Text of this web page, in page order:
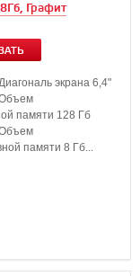
Графит
экрана 6,4"
памяти 128 Гб
памяти 8 Гб...